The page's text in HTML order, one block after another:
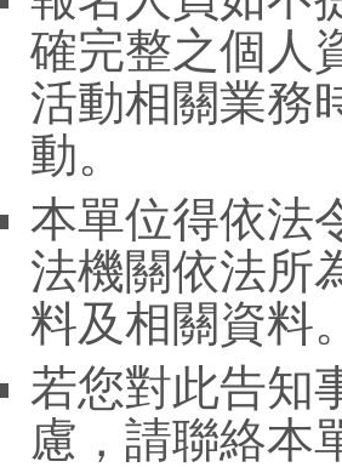
確完整之個人
活動相關業務
動。
本單位得依法
法機關依法所
料及相關資料
若您對此告知
慮，請聯絡本